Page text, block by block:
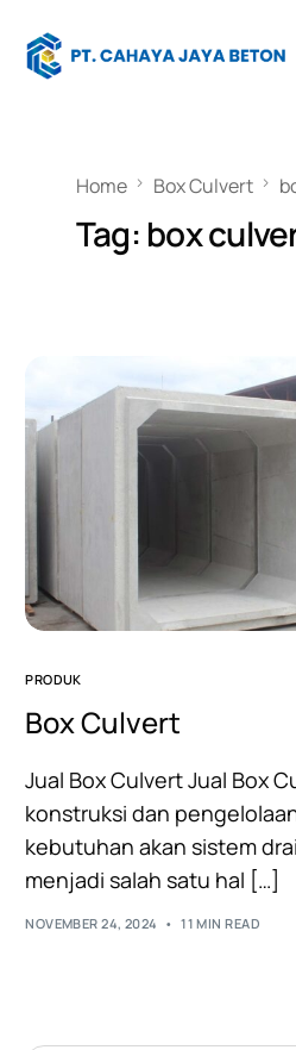
Home Box Culvert
Tag: box
PRODUK
Box Culvert
Jual Box Culvert Jual Box
konstruksi dan
kebutuhan akan sistem
menjadi salah satu hal […]
NOVEMBER 24, 2024 11 MIN READ